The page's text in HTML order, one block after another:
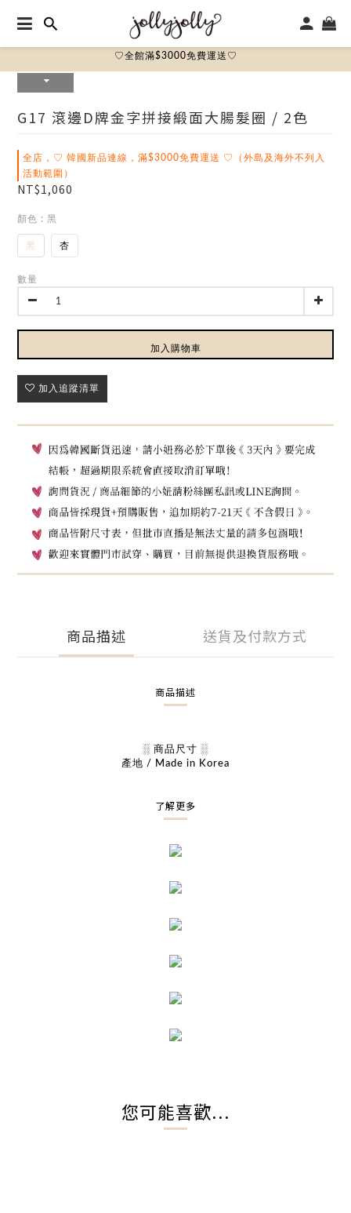
♡全館滿$3000免費運送♡
G17 滾邊D牌金字拼接緞面大腸髮圈 / 2色
全店，♡ 韓國新品連線，滿$3000免費運送 ♡（外島及海外不列入
活動範圍）
NT$1,060
顏色 : 黑
黑 杏
數量
加入購物車
加入追蹤清單
商品描述 送貨及付款方式
商品描述
░ 商品尺寸 ░
產地 / Made in Korea
了解更多
您可能喜歡...